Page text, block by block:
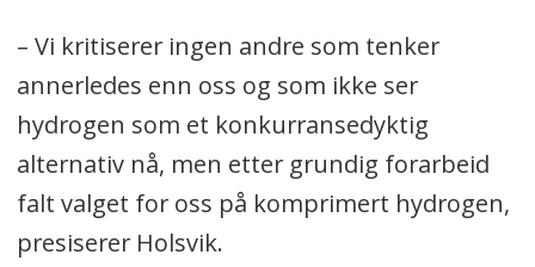
– Vi kritiserer ingen andre som tenker
annerledes enn oss og som ikke ser
hydrogen som et konkurransedyktig
alternativ nå, men etter grundig forarbeid
falt valget for oss på komprimert hydrogen,
presiserer Holsvik.